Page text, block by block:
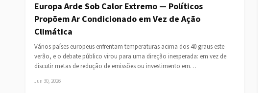
Europa Arde Sob Calor Extremo — Políticos
Propõem Ar Condicionado em Vez de Ação
Climática
Vários países europeus enfrentam temperaturas acima dos 40 graus este
verão, e o debate público virou para uma direção inesperada: em vez de
discutir metas de redução de emissões ou investimento em…
Jun 30, 2026